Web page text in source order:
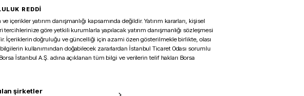
REDDİ
içerikler yatırım danışmanlığı kapsamında değildir. Yatırım kararları, kişisel
göre yetkili kurumlarla yapılacak yatırım danışmanlığı sözleşmesi
İçeriklerin doğruluğu ve güncelliği için azami özen gösterilmekle birlikte, olası
kullanımından doğabilecek zararlardan İstanbul Ticaret Odası sorumlu
İstanbul A.Ş. adına açıklanan tüm bilgi ve verilerin telif hakları Borsa
şirketler